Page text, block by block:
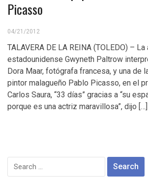
Picasso
04/21/2012
TALAVERA DE LA REINA (TOLEDO) –
estadounidense Gwyneth Paltrow
Dora Maar, fotógrafa francesa, y una de
pintor malagueño Pablo Picasso, en el
Carlos Saura, “33 días” gracias a “su
porque es una actriz maravillosa”, dijo […]
Search
for: